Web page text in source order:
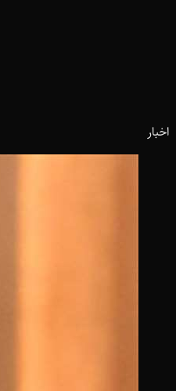
اخبار